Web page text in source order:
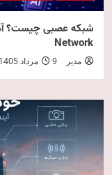
Network
مدیر 9 مرداد 1405